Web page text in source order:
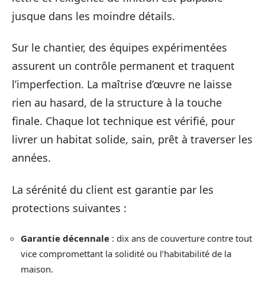
jusque dans les moindre détails.
Sur le chantier, des équipes expérimentées
assurent un contrôle permanent et traquent
l’imperfection. La maîtrise d’œuvre ne laisse
rien au hasard, de la structure à la touche
finale. Chaque lot technique est vérifié, pour
livrer un habitat solide, sain, prêt à traverser les
années.
La sérénité du client est garantie par les
protections suivantes :
Garantie décennale : dix ans de couverture contre tout
vice compromettant la solidité ou l’habitabilité de la
maison.